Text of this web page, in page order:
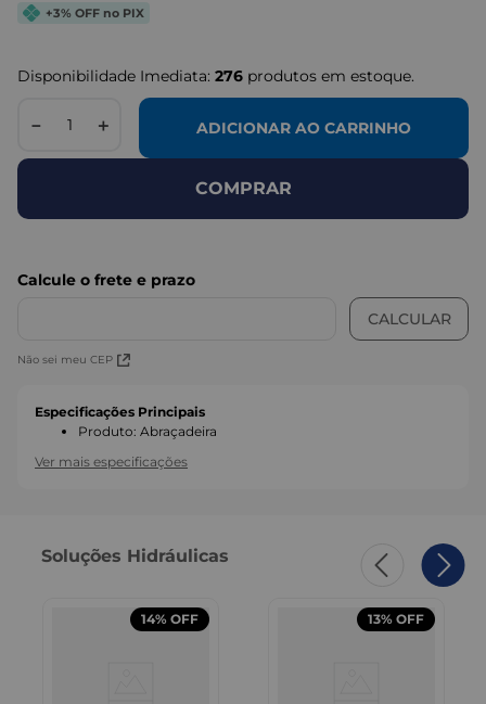
+3% OFF no PIX
Disponibilidade Imediata: 276 produtos em estoque.
＋
－ ADICIONAR AO CARRINHO
COMPRAR
Não sei meu CEP
Especificações Principais
Produto: Abraçadeira
Ver mais especificações
Soluções Hidráulicas
14% OFF 13% OFF